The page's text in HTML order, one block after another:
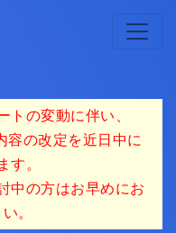
トの変動に伴い、
容の改定を近日中に
す。
中の方はお早めにお
。